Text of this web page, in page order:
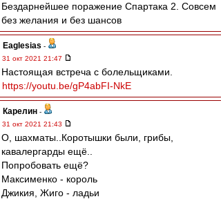
Бездарнейшее поражение Спартака 2. Совсем
без желания и без шансов
Eaglesias -
31 окт 2021 21:47
Настоящая встреча с болельщиками.
https://youtu.be/gP4abFI-NkE
Карелин -
31 окт 2021 21:43
О, шахматы..Коротышки были, грибы,
кавалергарды ещё..
Попробовать ещё?
Максименко - король
Джикия, Жиго - ладьи